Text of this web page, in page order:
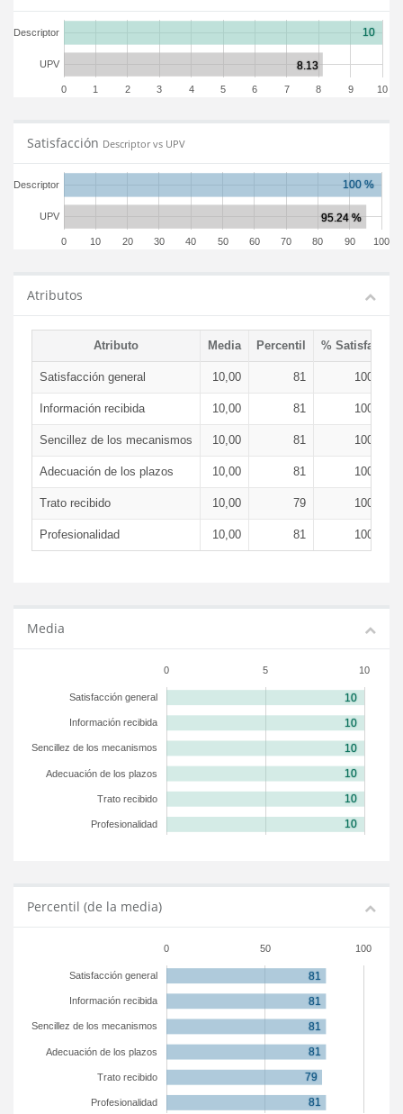
0 1 2 3 4 5 6 7 8 9 10
UPV
Descriptor
Satisfacción Descriptor vs UPV
0 10 20 30 40 50 60 70 80 90 100
UPV
Descriptor
Atributos
Atributo Media Percentil % Satisfacción
Satisfacción general 10,00 81 100,00 %
Información recibida 10,00 81 100,00 %
Sencillez de los mecanismos 10,00 81 100,00 %
Adecuación de los plazos 10,00 81 100,00 %
Trato recibido 10,00 79 100,00 %
Profesionalidad 10,00 81 100,00 %
Media
0 5 10
Satisfacción general
Información recibida
Sencillez de los mecanismos
Adecuación de los plazos
Trato recibido
Profesionalidad
Percentil (de la media)
0 50 100
Satisfacción general
Información recibida
Sencillez de los mecanismos
Adecuación de los plazos
Trato recibido
Profesionalidad